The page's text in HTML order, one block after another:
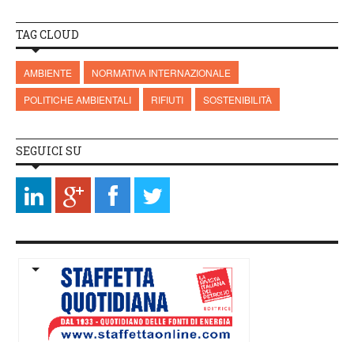
TAG CLOUD
AMBIENTE
NORMATIVA INTERNAZIONALE
POLITICHE AMBIENTALI
RIFIUTI SOSTENIBILITÀ
SEGUICI SU